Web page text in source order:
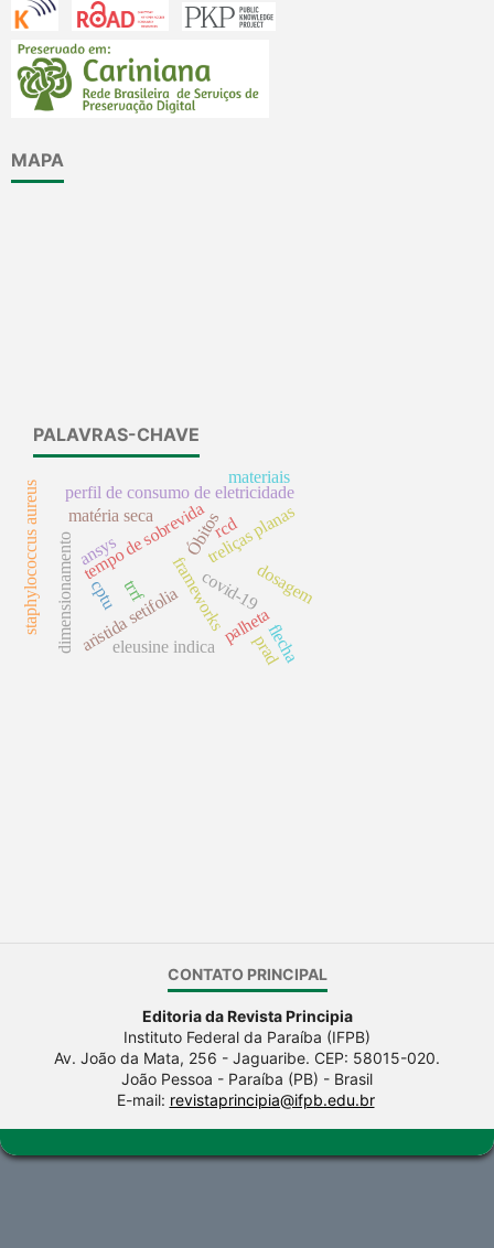
MAPA
PALAVRAS-CHAVE
frameworks
aristida setifolia
dimensionamento treliças planas
cptu
palheta
trrf
tempo de sobrevida
Óbitos
covid-19dosagem
eleusine indica
perfil de consumo de eletricidade
ansys
staphylococcus aureus
flecha
rcd
prad
matéria seca
materiais
CONTATO PRINCIPAL
Editoria da Revista Principia
Instituto Federal da Paraíba (IFPB)
Av. João da Mata, 256 - Jaguaribe. CEP: 58015-020.
João Pessoa - Paraíba (PB) - Brasil
E-mail: revistaprincipia@ifpb.edu.br